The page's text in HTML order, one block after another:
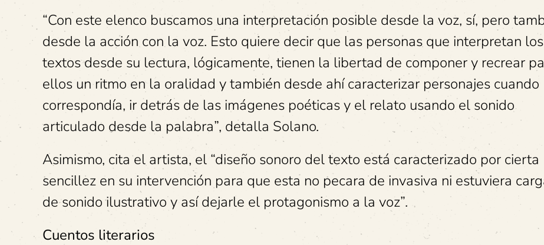
“Con este elenco buscamos una interpretación posible desde la voz, sí, pero
desde la acción con la voz. Esto quiere decir que las personas que interpretan los
textos desde su lectura, lógicamente, tienen la libertad de componer y recrear
ellos un ritmo en la oralidad y también desde ahí caracterizar personajes cuando
correspondía, ir detrás de las imágenes poéticas y el relato usando el sonido
articulado desde la palabra”, detalla Solano.
Asimismo, cita el artista, el “diseño sonoro del texto está caracterizado por cierta
sencillez en su intervención para que esta no pecara de invasiva ni estuviera
de sonido ilustrativo y así dejarle el protagonismo a la voz”.
Cuentos literarios